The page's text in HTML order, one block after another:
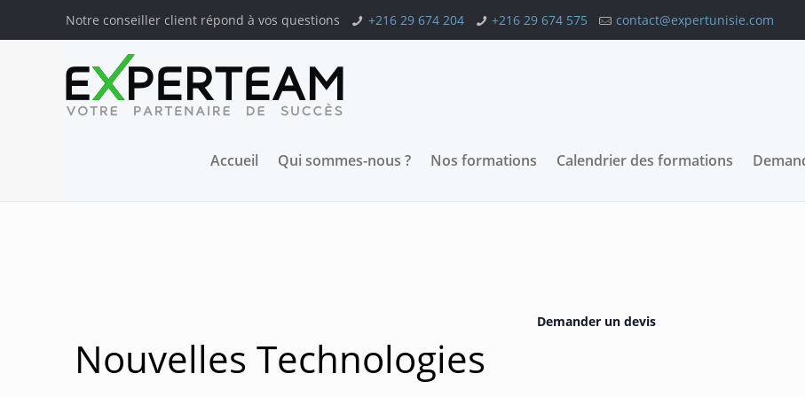
Notre conseiller client répond à vos questions +216 29 674 204 +216 29 674 575 contact@expertunisie.com
Accueil Qui sommes-nous ? Nos formations Calendrier des formations
Demander un devis
Nouvelles Technologies